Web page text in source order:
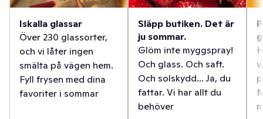
Iskalla glassar
Över 230 glassorter,
och vi låter ingen
smälta på vägen hem.
Fyll frysen med dina
favoriter i sommar
Släpp butiken. Det är
ju sommar.
Glöm inte myggspray!
Och glass. Och saft.
Och solskydd... Ja, du
fattar. Vi har allt du
behöver